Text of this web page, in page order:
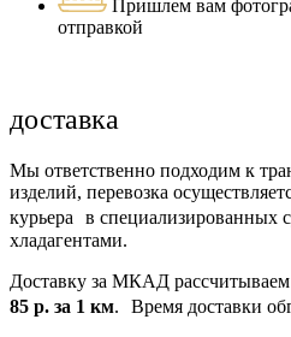
Пришлем вам
отправкой
доставка
Мы ответственно подходим к
изделий, перевозка
курьера в специализированных
хладагентами.
Доставку за МКАД
85 р. за 1 км. Время доставки